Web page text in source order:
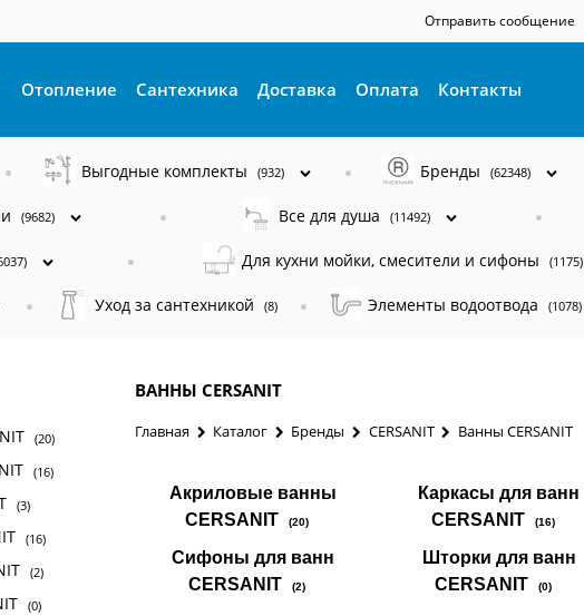
Отправить сообщение
Отопление Сантехника Доставка Оплата Контакты
Выгодные комплекты (932) Бренды (62348)
(9682) Все для душа (11492)
Для кухни мойки, смесители и сифоны (1175)
Уход за сантехникой (8) Элементы водоотвода (1078)
(20)
(16)
(3)
(16)
(2)
(0)
ВАННЫ CERSANIT
Главная Каталог Бренды CERSANIT Ванны CERSANIT
Акриловые ванны
CERSANIT
(20)
Каркасы для ванн
CERSANIT
(16)
Сифоны для ванн
CERSANIT
(2)
Шторки для ванн
CERSANIT
(0)